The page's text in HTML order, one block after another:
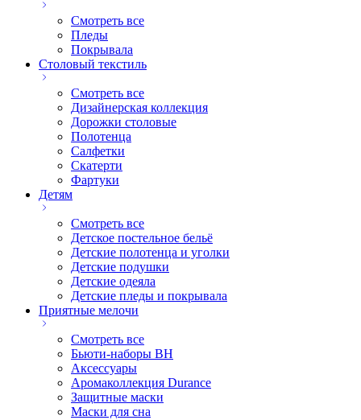
Смотреть все
Пледы
Покрывала
Столовый текстиль
Смотреть все
Дизайнерская коллекция
Дорожки столовые
Полотенца
Салфетки
Скатерти
Фартуки
Детям
Смотреть все
Детское постельное бельё
Детские полотенца и уголки
Детские подушки
Детские одеяла
Детские пледы и покрывала
Приятные мелочи
Смотреть все
Бьюти-наборы ВН
Аксессуары
Аромаколлекция Durance
Защитные маски
Маски для сна